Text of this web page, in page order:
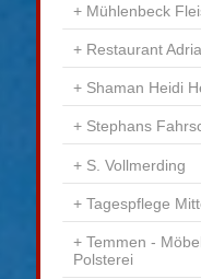
Mühlenbeck
Restaurant Adria
Shaman Heidi
Stephans
S. Vollmerding
Tagespflege
Temmen -
Polsterei